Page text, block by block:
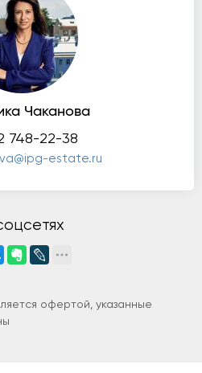
Чаканова
748-22-38
estate.ru
офертой, указанные